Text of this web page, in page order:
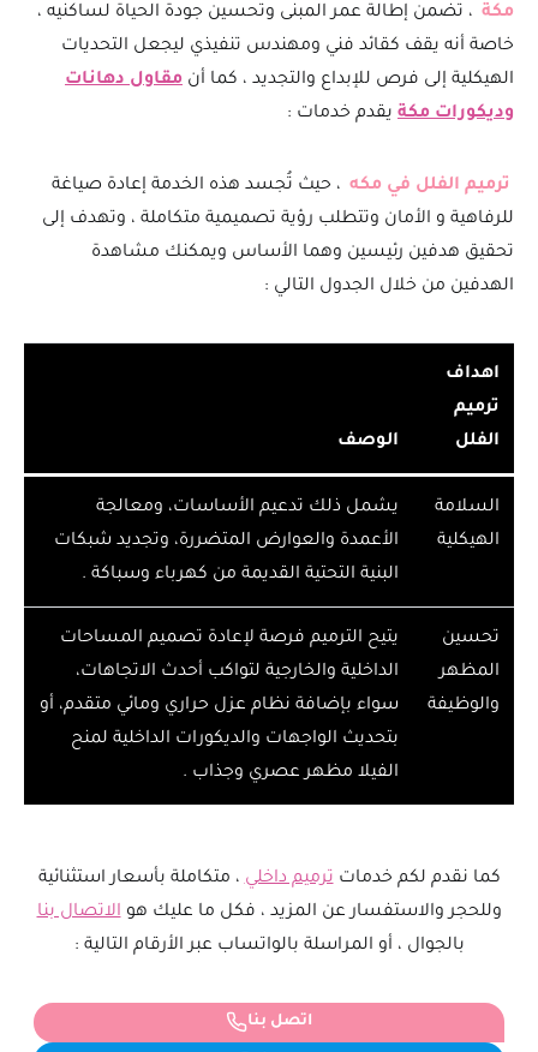
مكة ، تضمن إطالة عمر المبنى وتحسين جودة الحياة لساكنيه ،
خاصة أنه يقف كقائد فني ومهندس تنفيذي ليجعل التحديات
الهيكلية إلى فرص للإبداع والتجديد ، كما أن مقاول دهانات
وديكورات مكة يقدم خدمات :
ترميم الفلل في مكه ، حيث تُجسد هذه الخدمة إعادة صياغة
للرفاهية و الأمان وتتطلب رؤية تصميمية متكاملة ، وتهدف إلى
تحقيق هدفين رئيسين وهما الأساس ويمكنك مشاهدة
الهدفين من خلال الجدول التالي :
اهداف
ترميم
الفلل
الوصف
السلامة
الهيكلية
يشمل ذلك تدعيم الأساسات، ومعالجة
الأعمدة والعوارض المتضررة، وتجديد شبكات
البنية التحتية القديمة من كهرباء وسباكة .
تحسين
المظهر
والوظيفة
يتيح الترميم فرصة لإعادة تصميم المساحات
الداخلية والخارجية لتواكب أحدث الاتجاهات،
سواء بإضافة نظام عزل حراري ومائي متقدم، أو
بتحديث الواجهات والديكورات الداخلية لمنح
الفيلا مظهر عصري وجذاب .
كما نقدم لكم خدماتترميم داخلي، متكاملة بأسعار استثنائية
وللحجر والاستفسار عن المزيد ، فكل ما عليك هوالاتصال بنا
بالجوال ، أو المراسلة بالواتساب عبر الأرقام التالية :
اتصل بنا